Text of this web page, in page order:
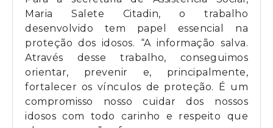
Maria Salete Citadin, o trabalho
desenvolvido tem papel essencial na
proteção dos idosos. “A informação salva.
Através desse trabalho, conseguimos
orientar, prevenir e, principalmente,
fortalecer os vínculos de proteção. É um
compromisso nosso cuidar dos nossos
idosos com todo carinho e respeito que